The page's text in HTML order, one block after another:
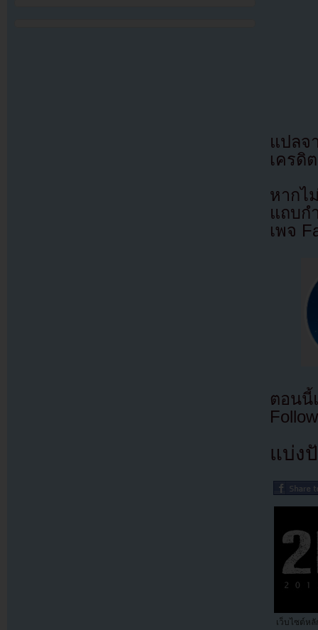
แปล
เครดิ
หากไ
แถบก
เพจ
ตอนนี้
แบ่ง
เว็บไซต์ห